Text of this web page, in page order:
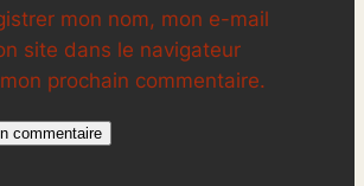
mon nom, mon e-mail
site dans le navigateur
prochain commentaire.